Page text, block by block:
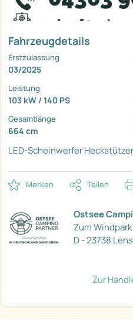
Fahrzeugdetails
Erstzulassung
03/2025
Leistung
103 kW / 140 PS
Gesamtlänge
664 cm
LED-Scheinwerfer
Merken Teilen
Ostsee
Zum Windpark
D - 23738
Zur